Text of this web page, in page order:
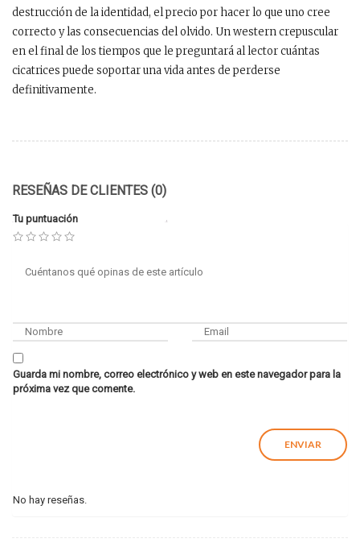
destrucción de la identidad, el precio por hacer lo que uno cree
correcto y las consecuencias del olvido. Un western crepuscular
en el final de los tiempos que le preguntará al lector cuántas
cicatrices puede soportar una vida antes de perderse
definitivamente.
RESEÑAS DE CLIENTES (0)
Tu puntuación
Guarda mi nombre, correo electrónico y web en este navegador para la
próxima vez que comente.
No hay reseñas.